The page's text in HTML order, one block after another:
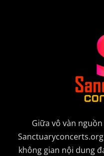
Giữa vô vàn
không gian nội dung